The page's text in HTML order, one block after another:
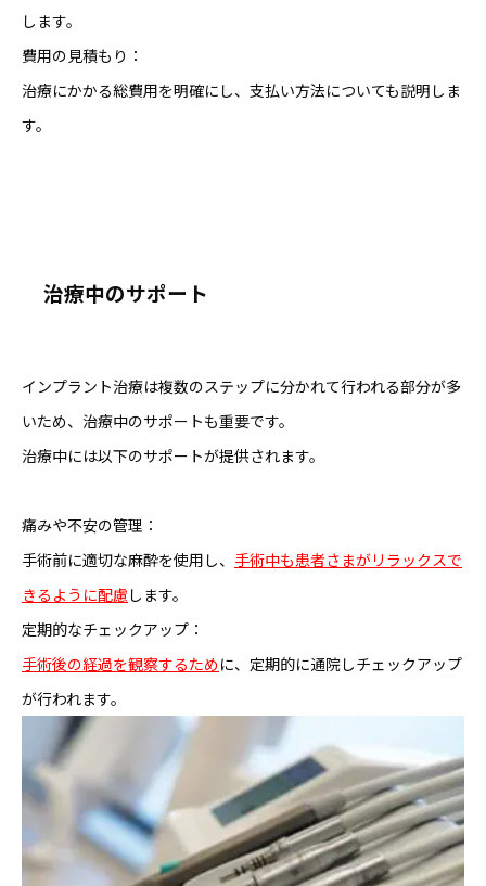
します。
費用の見積もり：
治療にかかる総費用を明確にし、支払い方法についても説明しま
す。
治療中のサポート
インプラント治療は複数のステップに分かれて行われる部分が多
いため、治療中のサポートも重要です。
治療中には以下のサポートが提供されます。
痛みや不安の管理：
手術前に適切な麻酔を使用し、 手術中も患者さまがリラックスで
きるように配慮 します。
定期的なチェックアップ：
手術後の経過を観察するため に、定期的に通院しチェックアップ
が行われます。